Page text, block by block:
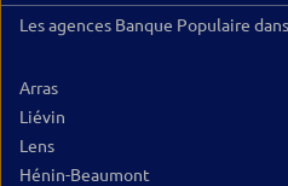
Les agences Banque Populaire
Arras
Liévin
Lens
Hénin-Beaumont